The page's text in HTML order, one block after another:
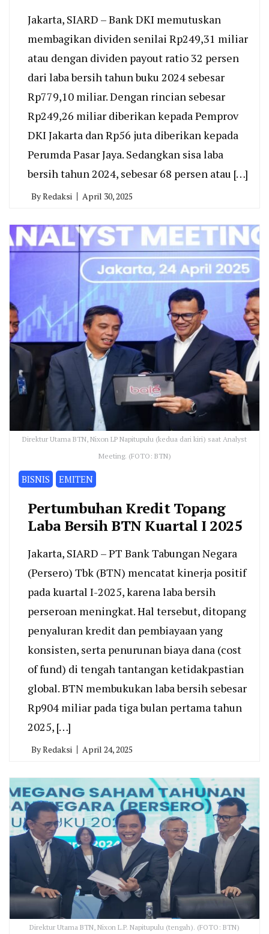
Jakarta, SIARD – Bank DKI memutuskan
membagikan dividen senilai Rp249,31 miliar
atau dengan dividen payout ratio 32 persen
dari laba bersih tahun buku 2024 sebesar
Rp779,10 miliar. Dengan rincian sebesar
Rp249,26 miliar diberikan kepada Pemprov
DKI Jakarta dan Rp56 juta diberikan kepada
Perumda Pasar Jaya. Sedangkan sisa laba
bersih tahun 2024, sebesar 68 persen atau […]
ByRedaksi April 30, 2025
Direktur Utama BTN, Nixon LP Napitupulu (kedua dari kiri) saat Analyst
Meeting. (FOTO: BTN)
BISNIS EMITEN
Pertumbuhan Kredit Topang
Laba Bersih BTN Kuartal I 2025
Jakarta, SIARD – PT Bank Tabungan Negara
(Persero) Tbk (BTN) mencatat kinerja positif
pada kuartal I-2025, karena laba bersih
perseroan meningkat. Hal tersebut, ditopang
penyaluran kredit dan pembiayaan yang
konsisten, serta penurunan biaya dana (cost
of fund) di tengah tantangan ketidakpastian
global. BTN membukukan laba bersih sebesar
Rp904 miliar pada tiga bulan pertama tahun
2025, […]
ByRedaksi April 24, 2025
Direktur Utama BTN, Nixon L.P. Napitupulu (tengah). (FOTO: BTN)